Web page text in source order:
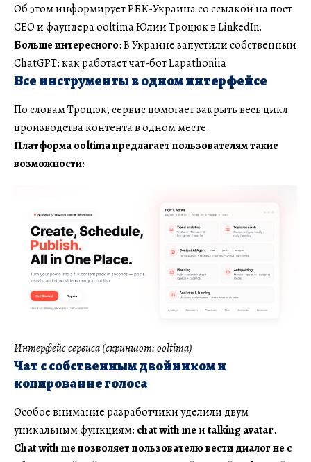
Об этом информирует РБК-Украина со ссылкой на пост
CEO и фаундера ooltima Юлии Троцюк в LinkedIn.
Больше интересного: В Украине запустили собственный
ChatGPT: как работает чат-бот Lapathoniia
Все инструменты в одном интерфейсе
По словам Троцюк, сервис помогает закрыть весь цикл
производства контента в одном месте.
Платформа ooltima предлагает пользователям такие
возможности:
Интерфейс сервиса (скриншот: ooltima)
Чат с собственным двойником и
копирование голоса
Особое внимание разработчики уделили двум
уникальным функциям: chat with meиtalking avatar.
Chat with me позволяет пользователю вести диалог не с